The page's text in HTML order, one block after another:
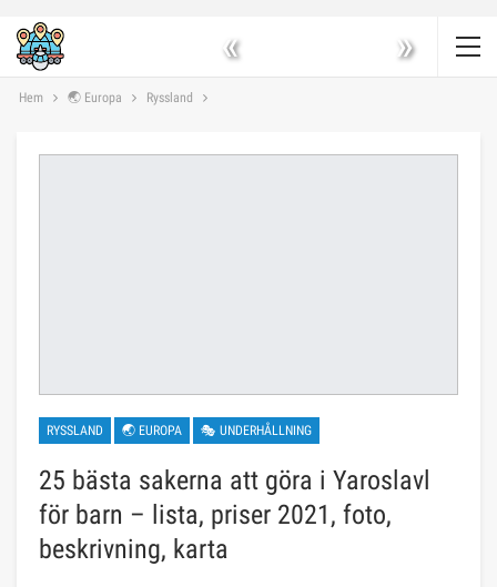
« »
Hem 🌏 Europa Ryssland
RYSSLAND 🌏 EUROPA 🎭 UNDERHÅLLNING
25 bästa sakerna att göra i Yaroslavl
för barn – lista, priser 2021, foto,
beskrivning, karta